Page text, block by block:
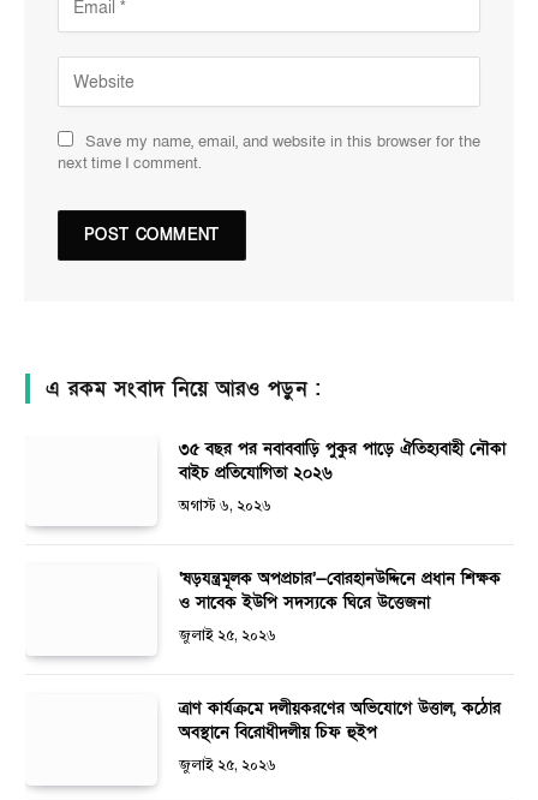
Save my name, email, and website in this browser for the
next time I comment.
এ রকম সংবাদ নিয়ে আরও পড়ুন :
৩৫ বছর পর নবাববাড়ি পুকুর পাড়ে ঐতিহ্যবাহী নৌকা
বাইচ প্রতিযোগিতা ২০২৬
অগাস্ট ৬, ২০২৬
‘ষড়যন্ত্রমূলক অপপ্রচার’—বোরহানউদ্দিনে প্রধান শিক্ষক
ও সাবেক ইউপি সদস্যকে ঘিরে উত্তেজনা
জুলাই ২৫, ২০২৬
ত্রাণ কার্যক্রমে দলীয়করণের অভিযোগে উত্তাল, কঠোর
অবস্থানে বিরোধীদলীয় চিফ হুইপ
জুলাই ২৫, ২০২৬